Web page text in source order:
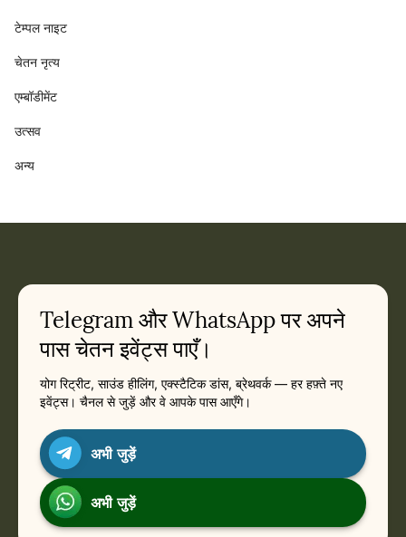
टेम्पल नाइट
चेतन नृत्य
एम्बॉडीमेंट
उत्सव
अन्य
Telegram और WhatsApp पर अपने
पास चेतन इवेंट्स पाएँ।
योग रिट्रीट, साउंड हीलिंग, एक्स्टैटिक डांस, ब्रेथवर्क — हर हफ़्ते नए
इवेंट्स। चैनल से जुड़ें और वे आपके पास आएँगे।
अभी जुड़ें
अभी जुड़ें